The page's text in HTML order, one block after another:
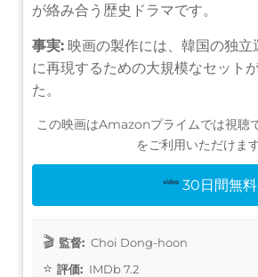
が絡み合う歴史ドラマです。
事実: 映画の製作には、韓国の独立
に再現するための大規模なセット
た。
この映画はAmazonプライムでは視聴
をご利用いただけま
30日間無料
監督: Choi Dong-hoon
評価: IMDb 7.2